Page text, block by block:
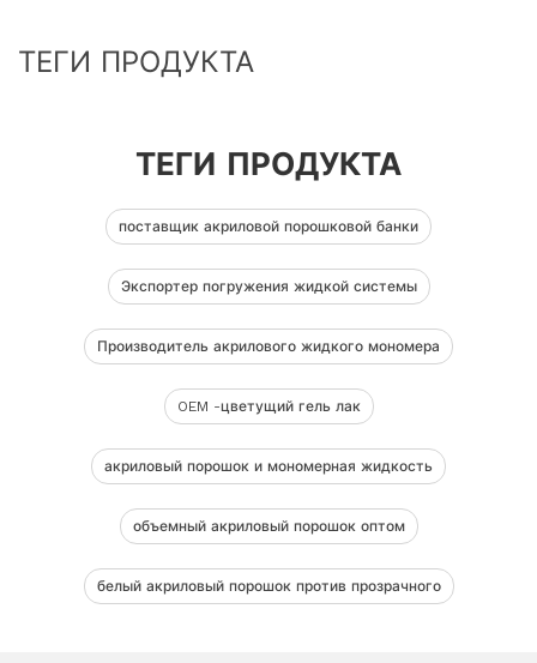
ТЕГИ ПРОДУКТА
ТЕГИ ПРОДУКТА
поставщик акриловой порошковой банки
Экспортер погружения жидкой системы
Производитель акрилового жидкого мономера
OEM -цветущий гель лак
акриловый порошок и мономерная жидкость
объемный акриловый порошок оптом
белый акриловый порошок против прозрачного